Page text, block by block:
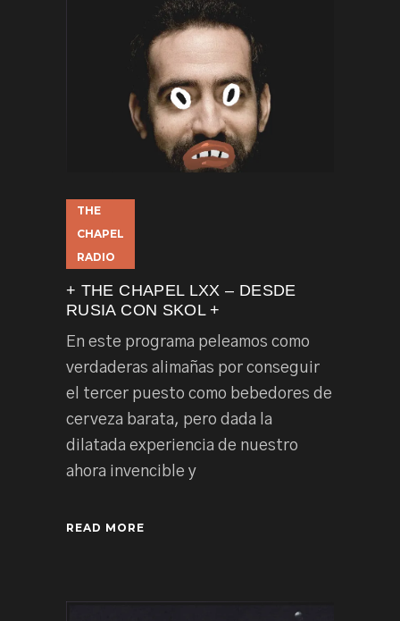
THE
CHAPEL
RADIO
+ THE CHAPEL LXX – DESDE
RUSIA CON SKOL +
En este programa peleamos como
verdaderas alimañas por conseguir
el tercer puesto como bebedores de
cerveza barata, pero dada la
dilatada experiencia de nuestro
ahora invencible y
READ MORE